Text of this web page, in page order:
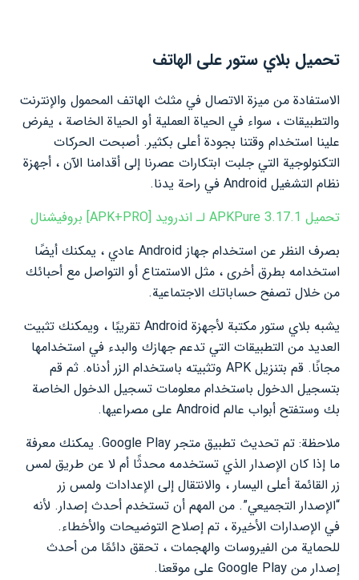
تحميل بلاي ستور على الهاتف
الاستفادة من ميزة الاتصال في مثلث الهاتف المحمول والإنترنت
والتطبيقات ، سواء في الحياة العملية أو الحياة الخاصة ، يفرض
علينا استخدام وقتنا بجودة أعلى بكثير. أصبحت الحركات
التكنولوجية التي جلبت ابتكارات عصرنا إلى أقدامنا الآن ، أجهزة
نظام التشغيل Android في راحة يدنا.
تحميل APKPure 3.17.1 لـ اندرويد [APK+PRO] بروفيشنال
بصرف النظر عن استخدام جهاز Android عادي ، يمكنك أيضًا
استخدامه بطرق أخرى ، مثل الاستمتاع أو التواصل مع أحبائك
من خلال تصفح حساباتك الاجتماعية.
يشبه بلاي ستور مكتبة لأجهزة Android تقريبًا ، ويمكنك تثبيت
العديد من التطبيقات التي تدعم جهازك والبدء في استخدامها
مجانًا. قم بتنزيل APK وتثبيته باستخدام الزر أدناه. ثم قم
بتسجيل الدخول باستخدام معلومات تسجيل الدخول الخاصة
بك وستفتح أبواب عالم Android على مصراعيها.
ملاحظة: تم تحديث تطبيق متجر Google Play. يمكنك معرفة
ما إذا كان الإصدار الذي تستخدمه محدثًا أم لا عن طريق لمس
زر القائمة أعلى اليسار ، والانتقال إلى الإعدادات ولمس زر
“الإصدار التجميعي”. من المهم أن تستخدم أحدث إصدار. لأنه
في الإصدارات الأخيرة ، تم إصلاح التوضيحات والأخطاء.
للحماية من الفيروسات والهجمات ، تحقق دائمًا من أحدث
إصدار من Google Play على موقعنا.